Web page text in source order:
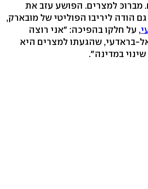
מברוכּ למצרים. הפושע עזב את
הודה ליריבו הפוליטי של מובארק,
, על חלקו בהפיכה: "אני רוצה
בראדעי, שהגעתו למצרים היא
במדינה".